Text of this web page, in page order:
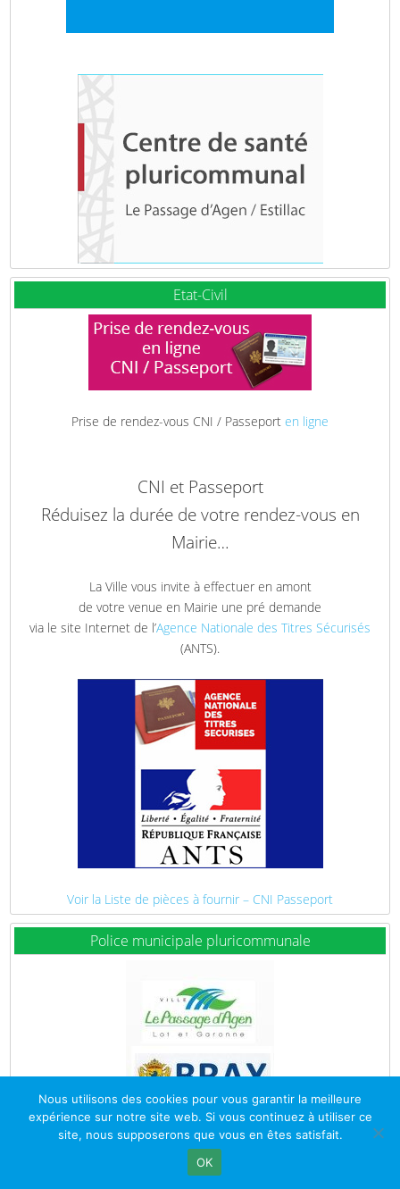
Etat-Civil
Prise de rendez-vous CNI / Passeport en ligne
CNI et Passeport
Réduisez la durée de votre rendez-vous en
Mairie…
La Ville vous invite à effectuer en amont
de votre venue en Mairie une pré demande
via le site Internet de l’Agence Nationale des Titres Sécurisés
(ANTS).
Voir la Liste de pièces à fournir – CNI Passeport
Police municipale pluricommunale
Nous utilisons des cookies pour vous garantir la meilleure
expérience sur notre site web. Si vous continuez à utiliser ce
site, nous supposerons que vous en êtes satisfait.
OK